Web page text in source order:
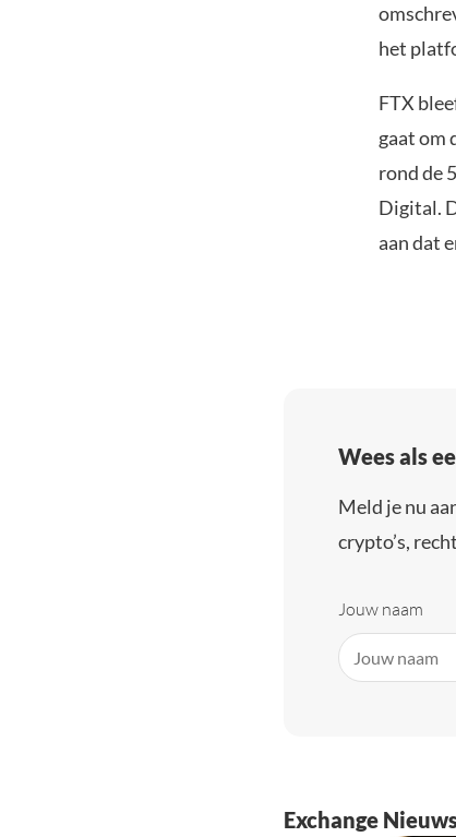
het
FTX
gaat om
rond de
Digital.
aan dat
Wees als
Meld je nu
crypto’s,
Jouw naam
Exchange